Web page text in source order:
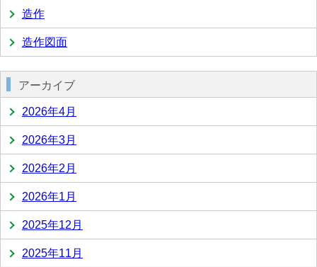
造作
造作図面
アーカイブ
2026年4月
2026年3月
2026年2月
2026年1月
2025年12月
2025年11月